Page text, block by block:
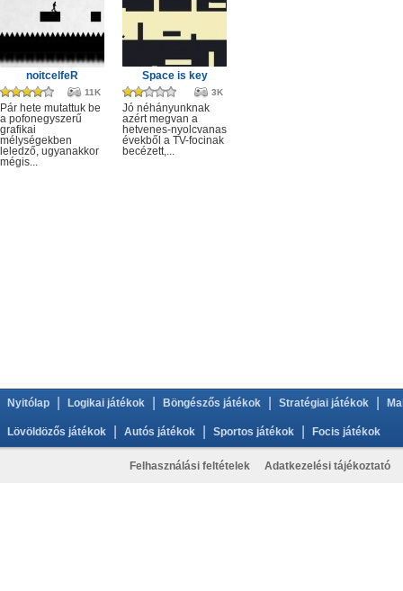
noitcelfeR
11K
Pár hete mutattuk be
a pofonegyszerű
grafikai
mélységekben
leledző, ugyanakkor
mégis...
Space is key
3K
Jó néhányunknak
azért megvan a
hetvenes-nyolcvanas
évekből a TV-focinak
becézett,...
Nyitólap Logikai játékok Böngészős játékok Stratégiai játékok
Lövöldözős játékok Autós játékok Sportos játékok Focis játékok
Felhasználási feltételek Adatkezelési tájékoztató